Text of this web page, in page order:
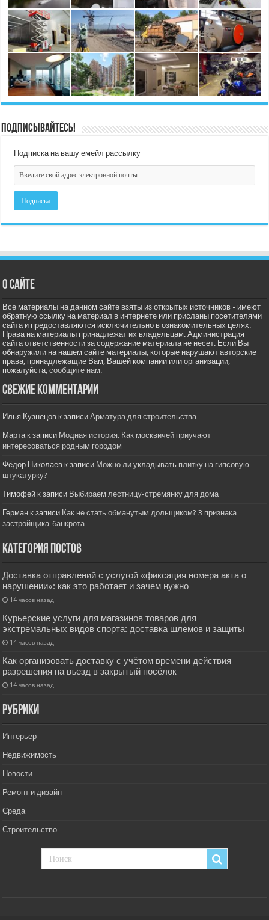
Подписывайтесь!
Подписка на вашу емейл рассылку
О сайте
Все материалы на данном сайте взяты из открытых источников - имеют
обратную ссылку на материал в интернете или присланы посетителями
сайта и предоставляются исключительно в ознакомительных целях.
Права на материалы принадлежат их владельцам. Администрация
сайта ответственности за содержание материала не несет. Если Вы
обнаружили на нашем сайте материалы, которые нарушают авторские
права, принадлежащие Вам, Вашей компании или организации,
пожалуйста,сообщите нам.
Свежие комментарии
Илья Кузнецов к записиАрматура для строительства
Мартак записи Модная история. Как москвичей приучают
интересоваться родным городом
Фёдор Николаев к записи Можно ли укладывать плитку на гипсовую
штукатурку?
Тимофей к записи Выбираем лестницу-стремянку для дома
Герман к записи Как не стать обманутым дольщиком? 3 признака
застройщика-банкрота
Категория постов
Доставка отправлений с услугой «фиксация номера акта о
нарушении»: как это работает и зачем нужно
14 часов назад
Курьерские услуги для магазинов товаров для
экстремальных видов спорта: доставка шлемов и защиты
14 часов назад
Как организовать доставку с учётом времени действия
разрешения на въезд в закрытый посёлок
14 часов назад
РУбрики
Интерьер
Недвижимость
Новости
Ремонт и дизайн
Среда
Строительство